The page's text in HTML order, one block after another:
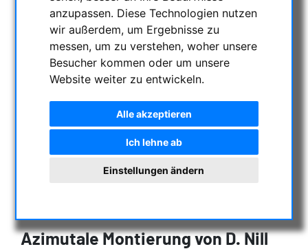
anzupassen. Diese Technologien nutzen
wir außerdem, um Ergebnisse zu
messen, um zu verstehen, woher unsere
Besucher kommen oder um unsere
Website weiter zu entwickeln.
Alle akzeptieren
Ich lehne ab
Einstellungen ändern
Azimutale Montierung von D. Nill